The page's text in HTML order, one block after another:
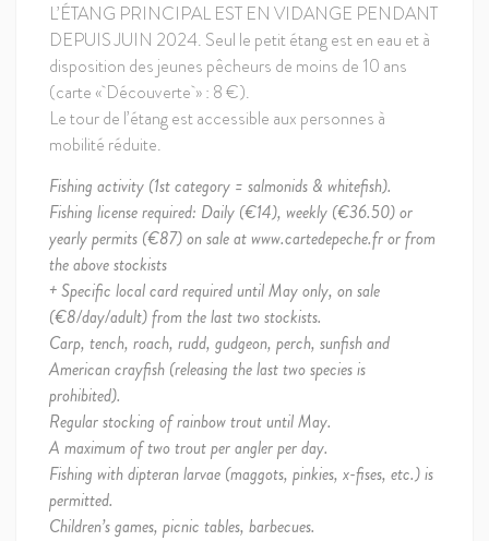
L’ÉTANG PRINCIPAL EST EN VIDANGE PENDANT
DEPUIS JUIN 2024. Seul le petit étang est en eau et à
disposition des jeunes pêcheurs de moins de 10 ans
(carte « Découverte » : 8 €).
Le tour de l’étang est accessible aux personnes à
mobilité réduite.
Fishing activity (1st category = salmonids & whitefish).
Fishing license required: Daily (€14), weekly (€36.50) or
yearly permits (€87) on sale at www.cartedepeche.fr or from
the above stockists
+ Specific local card required until May only, on sale
(€8/day/adult) from the last two stockists.
Carp, tench, roach, rudd, gudgeon, perch, sunfish and
American crayfish (releasing the last two species is
prohibited).
Regular stocking of rainbow trout until May.
A maximum of two trout per angler per day.
Fishing with dipteran larvae (maggots, pinkies, x-fises, etc.) is
permitted.
Children’s games, picnic tables, barbecues.